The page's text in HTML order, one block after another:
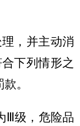
，并主动消
下列情形之
。
Ⅲ级，危险品